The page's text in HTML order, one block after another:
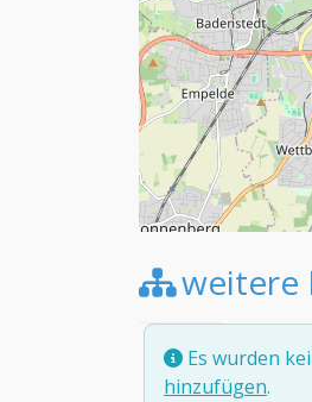
weitere
Es wurden
hinzufügen.